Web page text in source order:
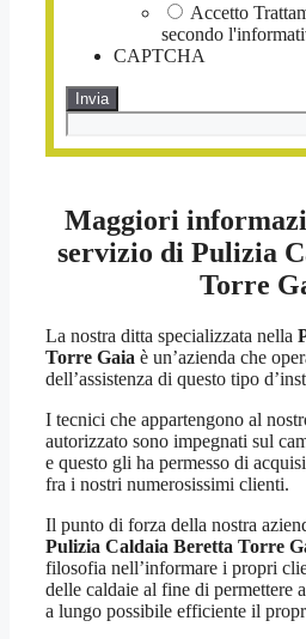
Accetto
secondo
CAPTCHA
Maggiori
servizio di Pulizia
Torre
La nostra ditta specializzata nella
Torre Gaia è un’azienda che
dell’assistenza di questo tipo
I tecnici che appartengono al
autorizzato sono impegnati sul
e questo gli ha permesso di
fra i nostri numerosissimi clienti.
Il punto di forza della nostra
Pulizia Caldaia Beretta Torre
filosofia nell’informare i propri
delle caldaie al fine di permettere
a lungo possibile efficiente il